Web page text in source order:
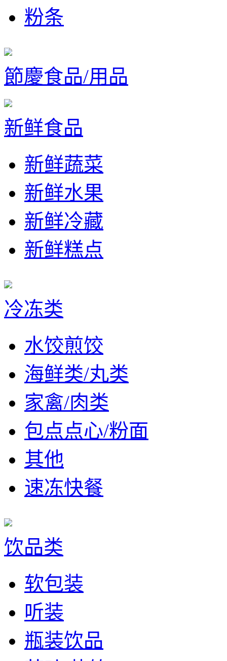
粉条
節慶食品/用品
新鲜食品
新鲜蔬菜
新鲜水果
新鲜冷藏
新鲜糕点
冷冻类
水饺煎饺
海鲜类/丸类
家禽/肉类
包点点心/粉面
其他
速冻快餐
饮品类
软包装
听装
瓶装饮品